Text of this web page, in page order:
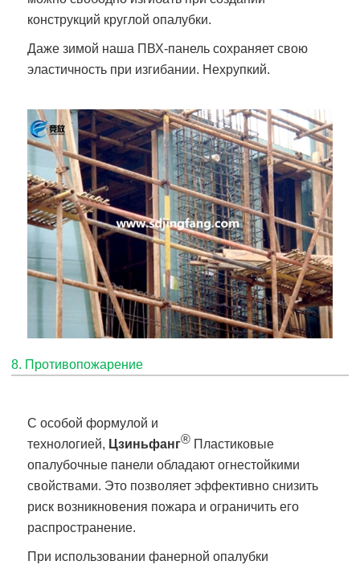
конструкций круглой опалубки.
Даже зимой наша ПВХ-панель сохраняет свою
эластичность при изгибании. Нехрупкий.
8. Противопожарение
С особой формулой и
технологией, Цзиньфанг® Пластиковые
опалубочные панели обладают огнестойкими
свойствами. Это позволяет эффективно снизить
риск возникновения пожара и ограничить его
распространение.
При использовании фанерной опалубки